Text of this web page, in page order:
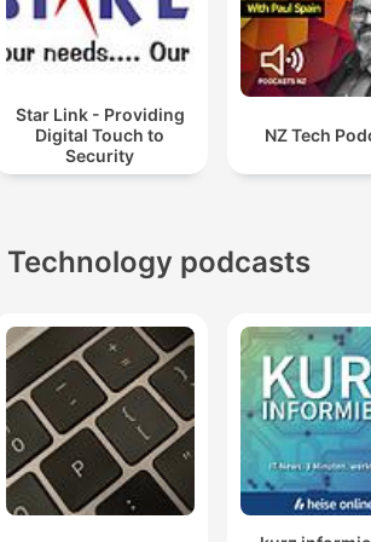
Star Link - Providing
Digital Touch to
Security
NZ Tech
podcasts